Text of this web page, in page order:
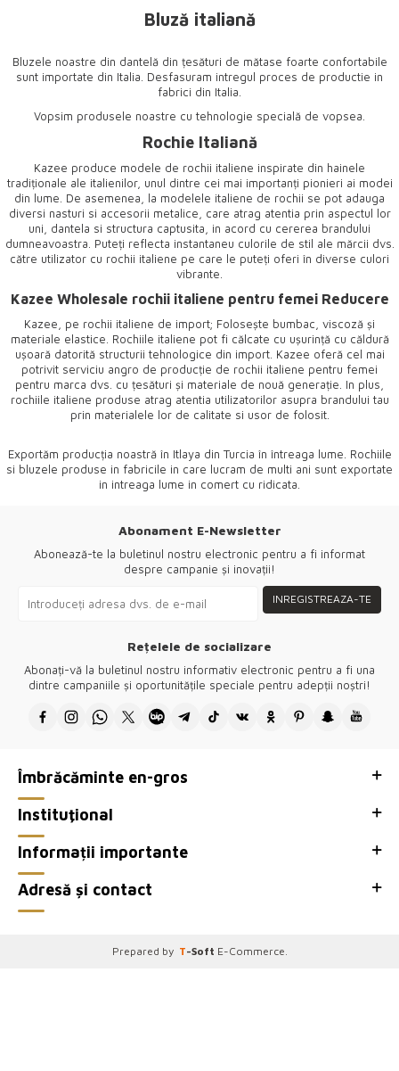
Bluză italiană
Bluzele noastre din dantelă din țesături de mătase foarte confortabile
sunt importate din Italia. Desfasuram intregul proces de productie in
fabrici din Italia.
Vopsim produsele noastre cu tehnologie specială de vopsea.
Rochie Italiană
Kazee produce modele de rochii italiene inspirate din hainele
tradiționale ale italienilor, unul dintre cei mai importanți pionieri ai modei
din lume. De asemenea, la modelele italiene de rochii se pot adauga
diversi nasturi si accesorii metalice, care atrag atentia prin aspectul lor
uni, dantela si structura captusita, in acord cu cererea brandului
dumneavoastra. Puteți reflecta instantaneu culorile de stil ale mărcii dvs.
către utilizator cu rochii italiene pe care le puteți oferi în diverse culori
vibrante.
Kazee Wholesale rochii italiene pentru femei Reducere
Kazee, pe rochii italiene de import; Folosește bumbac, viscoză și
materiale elastice. Rochiile italiene pot fi călcate cu ușurință cu căldură
ușoară datorită structurii tehnologice din import. Kazee oferă cel mai
potrivit serviciu angro de producție de rochii italiene pentru femei
pentru marca dvs. cu țesături și materiale de nouă generație. In plus,
rochiile italiene produse atrag atentia utilizatorilor asupra brandului tau
prin materialele lor de calitate si usor de folosit.
Exportăm producția noastră în Itlaya din Turcia în întreaga lume. Rochiile
si bluzele produse in fabricile in care lucram de multi ani sunt exportate
in intreaga lume in comert cu ridicata.
Abonament E-Newsletter
Abonează-te la buletinul nostru electronic pentru a fi informat
despre campanie și inovații!
INREGISTREAZA-TE
Rețelele de socializare
Abonați-vă la buletinul nostru informativ electronic pentru a fi una
dintre campaniile și oportunitățile speciale pentru adepții noștri!
Îmbrăcăminte en-gros
Instituţional
Informații importante
Adresă și contact
Prepared by T-Soft E-Commerce.